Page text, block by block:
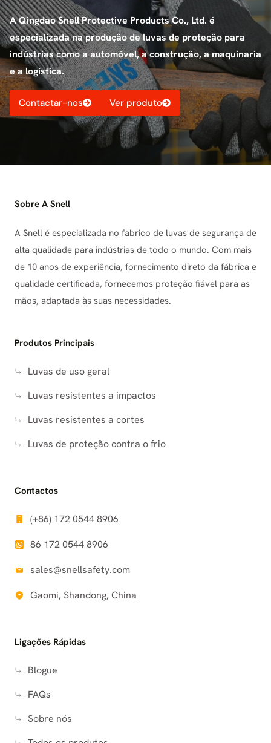
A Qingdao Snell Protective Products Co., Ltd. é
especializada na produção de luvas de proteção para
indústrias como a automóvel, a construção, a maquinaria
e a logística.
Contactar-nos Ver produto
Sobre A Snell
A Snell é especializada no fabrico de luvas de segurança de
alta qualidade para indústrias de todo o mundo. Com mais
de 10 anos de experiência, fornecimento direto da fábrica e
qualidade certificada, fornecemos proteção fiável para as
mãos, adaptada às suas necessidades.
Produtos Principais
Luvas de uso geral
Luvas resistentes a impactos
Luvas resistentes a cortes
Luvas de proteção contra o frio
Contactos
(+86) 172 0544 8906
86 172 0544 8906
sales@snellsafety.com
Gaomi, Shandong, China
Ligações Rápidas
Blogue
FAQs
Sobre nós